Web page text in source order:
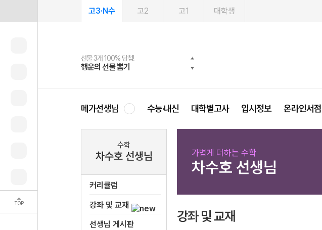
TOP
고3·N수 고2 고1 대학생
선물 3개 100% 당첨!
행운의 선물 뽑기
선물 100% 증정!
메가스터디 X 올리브
여름방학 스터디 캐시백
메가런 썸머스쿨
2027 러셀 단과
강사 공개선발
스마트러닝앱
설문 EVENT
메가패스
3일 무료 체험권
메가패스 수강생 무료혜택!
메가클럽 멤버십
사회공헌 캠페인
희망이룸 메가나눔
메가선생님 수능·내신 대학별고사 입시정보 온라인서점
수학
차수호 선생님
커리큘럼
강좌 및 교재
선생님 게시판
가볍게 더하는 수학
차수호 선생님
강좌 및 교재